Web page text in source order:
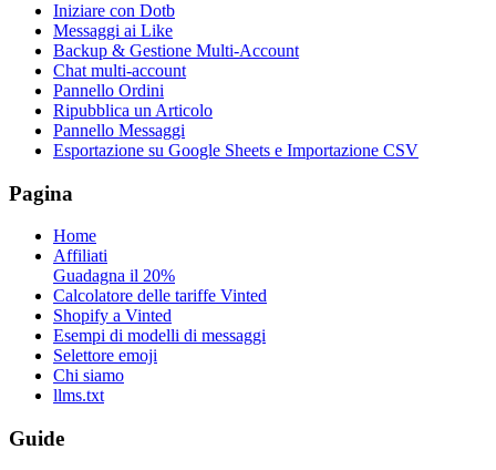
Iniziare con Dotb
Messaggi ai Like
Backup & Gestione Multi-Account
Chat multi-account
Pannello Ordini
Ripubblica un Articolo
Pannello Messaggi
Esportazione su Google Sheets e Importazione CSV
Pagina
Home
Affiliati
Guadagna il 20%
Calcolatore delle tariffe Vinted
Shopify a Vinted
Esempi di modelli di messaggi
Selettore emoji
Chi siamo
llms.txt
Guide